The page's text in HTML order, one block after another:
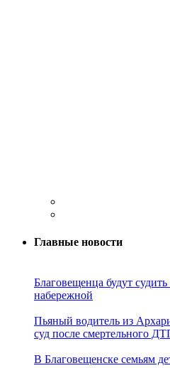
Главные новости
Благовещенца будут
набережной
Пьяный водитель из
суд после смертельного
В Благовещенске семьям